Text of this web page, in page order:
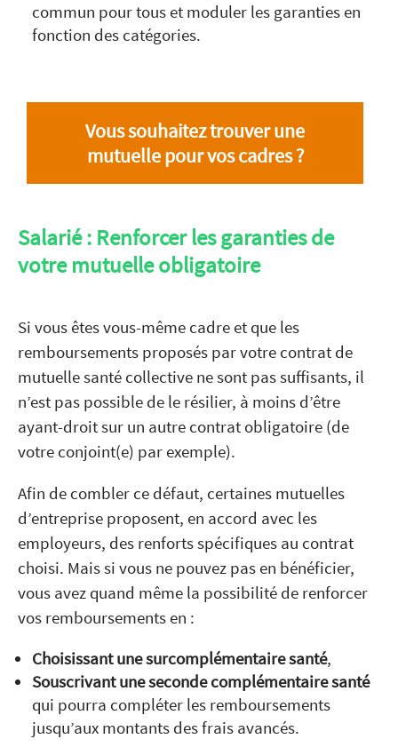
commun pour tous et moduler les garanties en
fonction des catégories.
Vous souhaitez trouver une
mutuelle pour vos cadres ?
Salarié : Renforcer les garanties de
votre mutuelle obligatoire
Si vous êtes vous-même cadre et que les
remboursements proposés par votre contrat de
mutuelle santé collective ne sont pas suffisants, il
n’est pas possible de le résilier, à moins d’être
ayant-droit sur un autre contrat obligatoire (de
votre conjoint(e) par exemple).
Afin de combler ce défaut, certaines mutuelles
d’entreprise proposent, en accord avec les
employeurs, des renforts spécifiques au contrat
choisi. Mais si vous ne pouvez pas en bénéficier,
vous avez quand même la possibilité de renforcer
vos remboursements en :
Choisissant une surcomplémentaire santé,
Souscrivant une seconde complémentaire santé
qui pourra compléter les remboursements
jusqu’aux montants des frais avancés.